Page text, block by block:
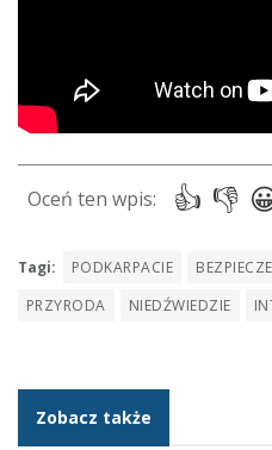
Tagi: PODKARPACIE
PRZYRODA
NIEDŹWIEDZIE
Zobacz także